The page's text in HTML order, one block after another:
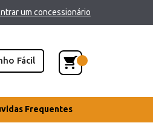
um concessionário
Fácil
Frequentes